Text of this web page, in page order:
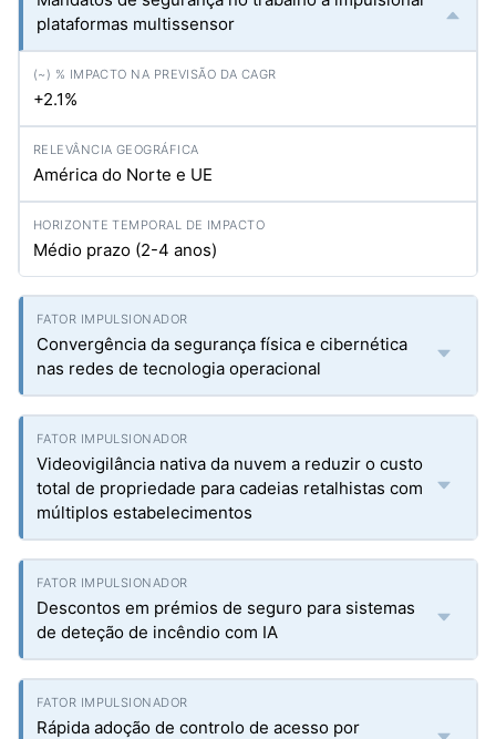
plataformas multissensor
+2.1%
América do Norte e UE
Médio prazo (2-4 anos)
Convergência da segurança física e cibernética
nas redes de tecnologia operacional
Videovigilância nativa da nuvem a reduzir o custo
total de propriedade para cadeias retalhistas com
múltiplos estabelecimentos
Descontos em prémios de seguro para sistemas
de deteção de incêndio com IA
Rápida adoção de controlo de acesso por